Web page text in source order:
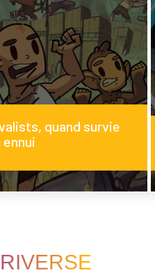
quand survie